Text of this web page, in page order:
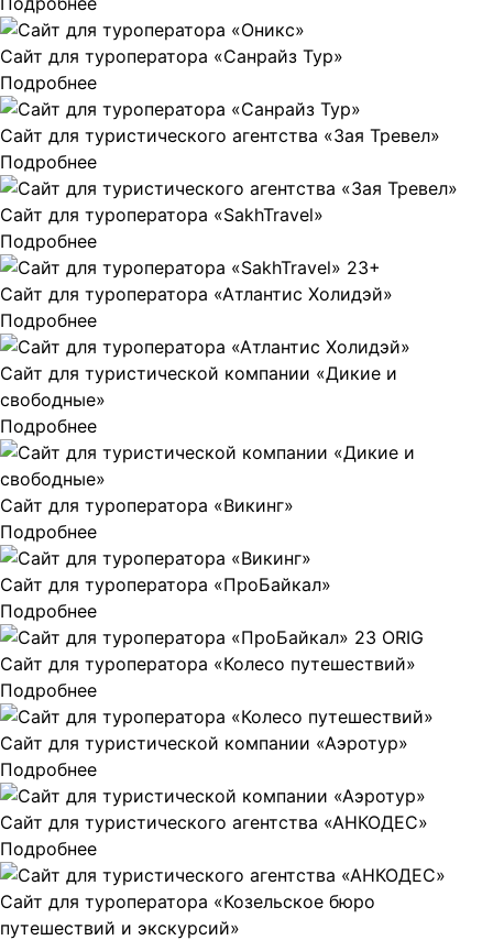
Сайт для туроператора «Санрайз Тур»
Подробнее
Сайт для туристического агентства «Зая Тревел»
Подробнее
Сайт для туроператора «SakhTravel»
Подробнее
Сайт для туроператора «Атлантис Холидэй»
Подробнее
Сайт для туристической компании «Дикие и
свободные»
Подробнее
Сайт для туроператора «Викинг»
Подробнее
Сайт для туроператора «ПроБайкал»
Подробнее
Сайт для туроператора «Колесо путешествий»
Подробнее
Сайт для туристической компании «Аэротур»
Подробнее
Сайт для туристического агентства «АНКОДЕС»
Подробнее
Сайт для туроператора «Козельское бюро
путешествий и экскурсий»